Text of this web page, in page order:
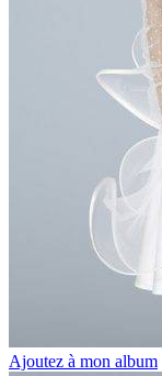
Ajoutez à mon album